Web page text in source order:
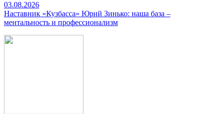
03.08.2026
Наставник «Кузбасса» Юрий Зинько: наша база –
ментальность и профессионализм